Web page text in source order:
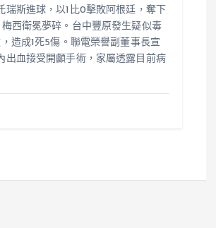
瑞斯進球，以1比0擊敗阿根廷，奪下
梅西衛冕夢碎。台中豐原發生疑似毒
造成1死5傷。聯電榮譽副董事長宣
出血接受開顱手術，家屬透露目前病